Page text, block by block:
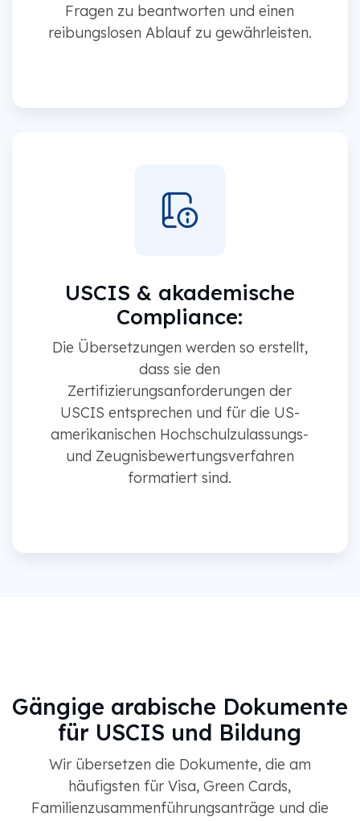
Fragen zu beantworten und einen
reibungslosen Ablauf zu gewährleisten.
USCIS & akademische
Compliance:
Die Übersetzungen werden so erstellt,
dass sie den
Zertifizierungsanforderungen der
USCIS entsprechen und für die US-
amerikanischen Hochschulzulassungs-
und Zeugnisbewertungsverfahren
formatiert sind.
Gängige arabische Dokumente
für USCIS und Bildung
Wir übersetzen die Dokumente, die am
häufigsten für Visa, Green Cards,
Familienzusammenführungsanträge und die